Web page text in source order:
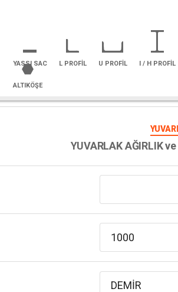
YASSI SAC L PROFİL U PROFİL I / H PROFİL
ALTIKÖŞE
YUVARLAK AĞIRLIK
DEMİR